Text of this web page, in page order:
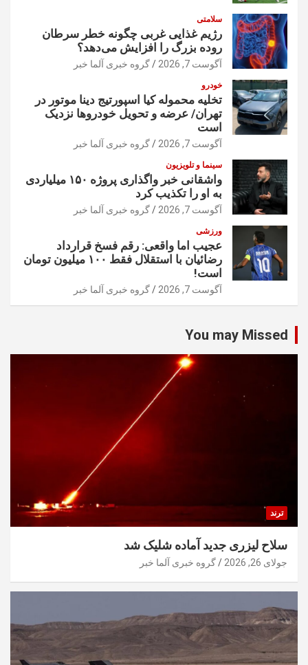
سلامتی
رژیم غذایی غربی چگونه خطر سرطان
روده بزرگ را افزایش می‌دهد؟
آگوست 7, 2026 گروه خبری آلما خبر
خودرو
تخلیه محموله کیا اسپورتیج دینا موتور در
تهران/ عرضه و تحویل خودروها نزدیک
است
آگوست 7, 2026 گروه خبری آلما خبر
سینما و تلویزیون
واشقانی خبر واگذاری پروژه ۱۵۰ میلیاردی
به او را تکذیب کرد
آگوست 7, 2026 گروه خبری آلما خبر
ورزشی
عجیب اما واقعی: رقم فسخ قرارداد
رضائیان با استقلال فقط ۱۰۰ میلیون تومان
است!
آگوست 7, 2026 گروه خبری آلما خبر
You may Missed
ترند
سلاح لیزری جدید آماده شلیک شد
جولای 26, 2026 گروه خبری آلما خبر